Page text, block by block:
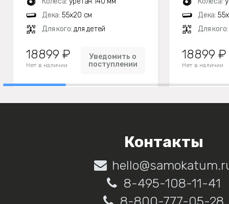
Дека: 55х20 см
Для кого: для детей
18899 ₽
Нет в наличии
Уведомить о
поступлении
Дека:
Для кого:
18899 ₽
Нет в наличии
Контакты
8-495-108-11-41